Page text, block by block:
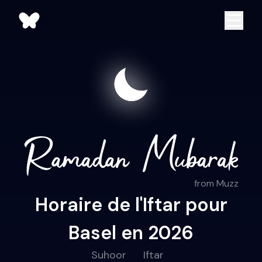
from Muzz
Horaire de l'Iftar pour
Basel en 2026
Suhoor Iftar